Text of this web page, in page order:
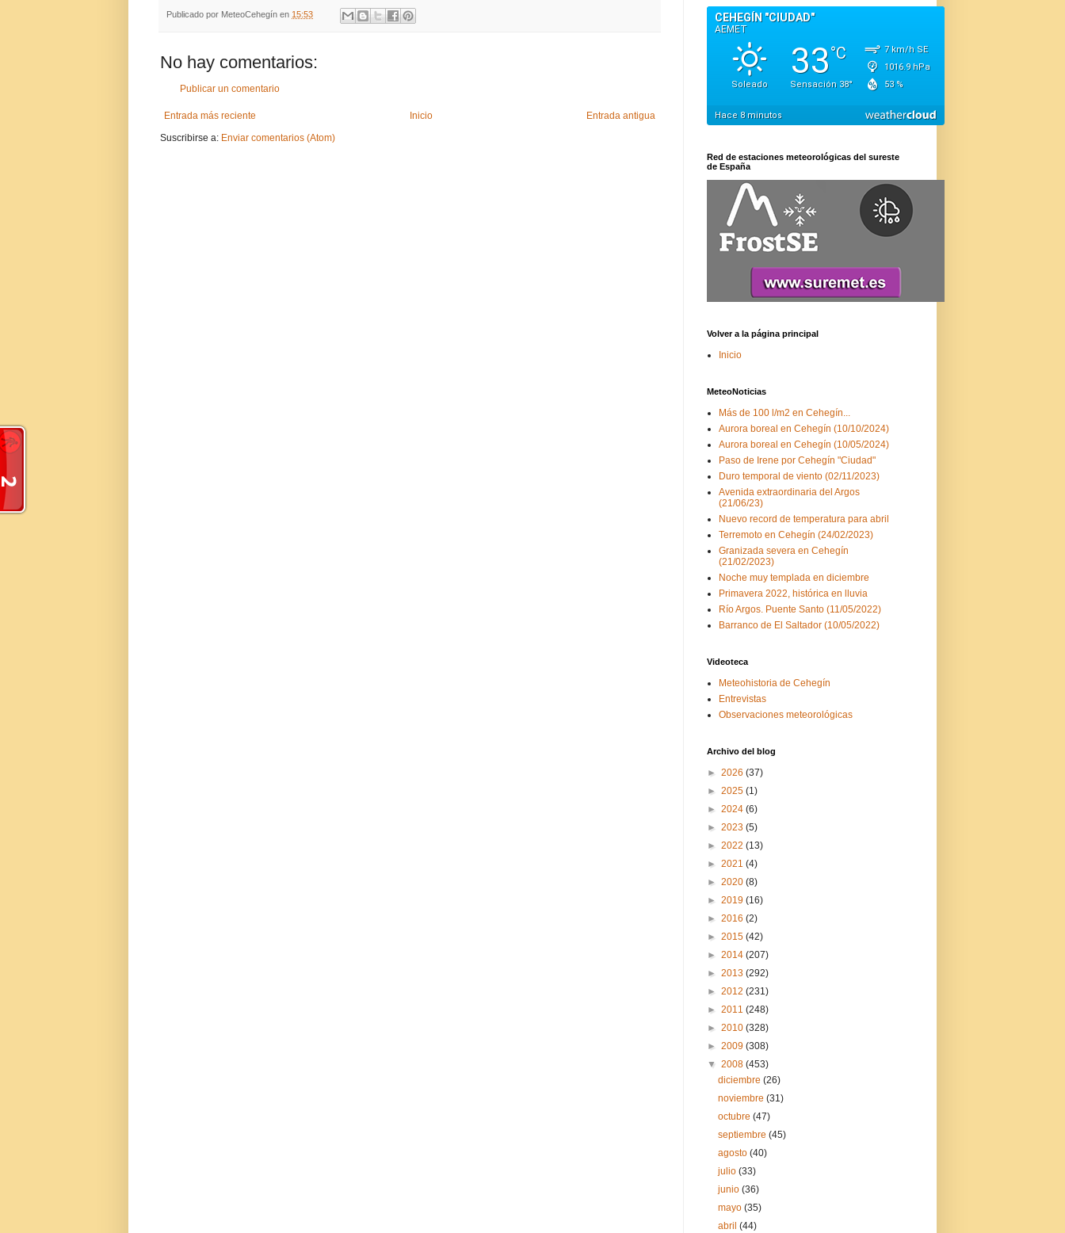
Publicado por MeteoCehegín en 15:53
No hay comentarios:
Publicar un comentario
Entrada más reciente Entrada antigua
Inicio
Suscribirse a: Enviar comentarios (Atom)
Red de estaciones meteorológicas del sureste
de España
Volver a la página principal
Inicio
MeteoNoticias
Más de 100 l/m2 en Cehegín...
Aurora boreal en Cehegín (10/10/2024)
Aurora boreal en Cehegín (10/05/2024)
Paso de Irene por Cehegín "Ciudad"
Duro temporal de viento (02/11/2023)
Avenida extraordinaria del Argos
(21/06/23)
Nuevo record de temperatura para abril
Terremoto en Cehegín (24/02/2023)
Granizada severa en Cehegín
(21/02/2023)
Noche muy templada en diciembre
Primavera 2022, histórica en lluvia
Río Argos. Puente Santo (11/05/2022)
Barranco de El Saltador (10/05/2022)
Videoteca
Meteohistoria de Cehegín
Entrevistas
Observaciones meteorológicas
Archivo del blog
► 2026 (37)
► 2025 (1)
► 2024 (6)
► 2023 (5)
► 2022 (13)
► 2021 (4)
► 2020 (8)
► 2019 (16)
► 2016 (2)
► 2015 (42)
► 2014 (207)
► 2013 (292)
► 2012 (231)
► 2011 (248)
► 2010 (328)
► 2009 (308)
▼ 2008 (453)
diciembre(26)
noviembre(31)
octubre(47)
septiembre(45)
agosto(40)
julio(33)
junio(36)
mayo(35)
abril(44)